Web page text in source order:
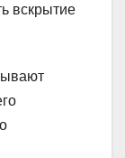
вскрытие